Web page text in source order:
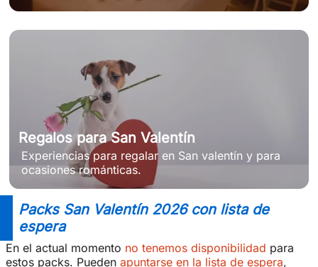
Regalos para San Valentín
Experiencias para regalar en San valentín y para
ocasiones románticas.
Packs San Valentín 2026 con lista de
espera
En el actual momento no tenemos disponibilidad para
estos packs. Pueden apuntarse en la lista de espera,